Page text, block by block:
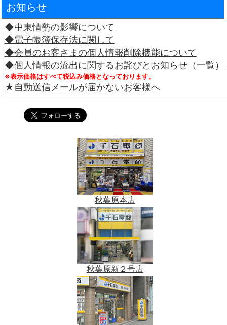
お知らせ
◆中東情勢の影響について
◆電子帳簿保存法に関して
◆会員のお客さまの個人情報削除機能について
◆個人情報の流出に関するお詫びとお知らせ（一覧）
※表示価格はすべて税込み価格となっております。
★自動送信メールが届かないお客様へ
秋葉原本店
秋葉原新２号店